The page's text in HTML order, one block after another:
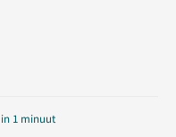
1 minuut